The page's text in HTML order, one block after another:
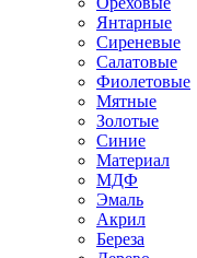
Янтарные
Сиреневые
Салатовые
Фиолетовые
Мятные
Золотые
Синие
Материал
МДФ
Эмаль
Акрил
Береза